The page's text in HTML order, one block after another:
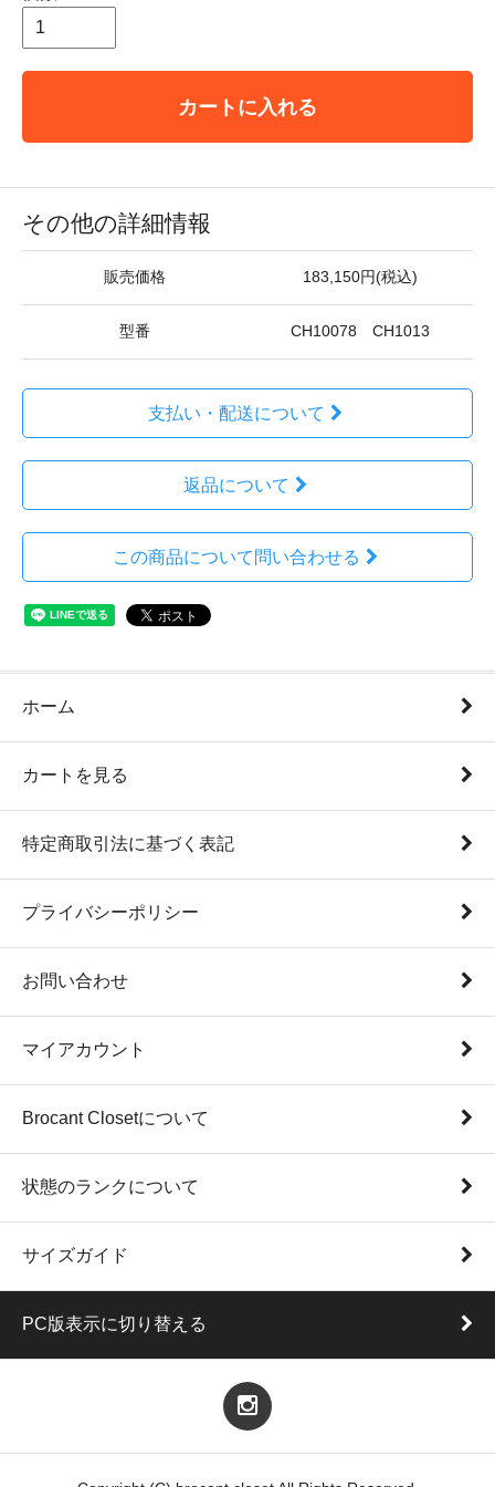
カートに入れる
その他の詳細情報
販売価格 183,150円(税込)
型番 CH10078 CH1013
支払い・配送について
返品について
この商品について問い合わせる
ホーム
カートを見る
特定商取引法に基づく表記
プライバシーポリシー
お問い合わせ
マイアカウント
Brocant Closetについて
状態のランクについて
サイズガイド
PC版表示に切り替える